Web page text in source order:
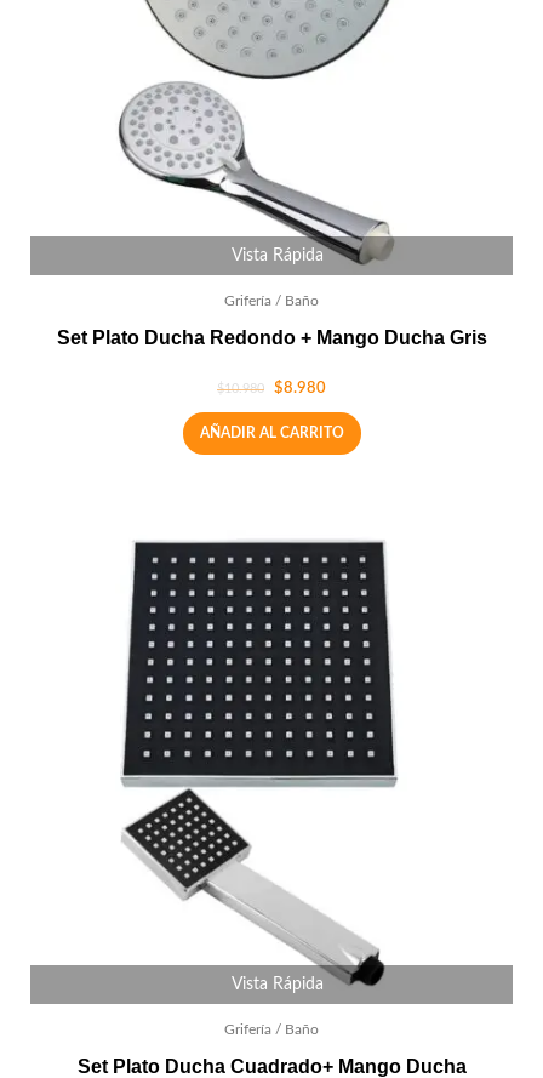
Vista Rápida
Grifería / Baño
Set Plato Ducha Redondo + Mango Ducha Gris
$10.980 $8.980
AÑADIR AL CARRITO
Vista Rápida
Grifería / Baño
Set Plato Ducha Cuadrado+ Mango Ducha